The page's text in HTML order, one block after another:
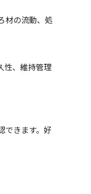
材の流動、処
性、維持管理
できます。好